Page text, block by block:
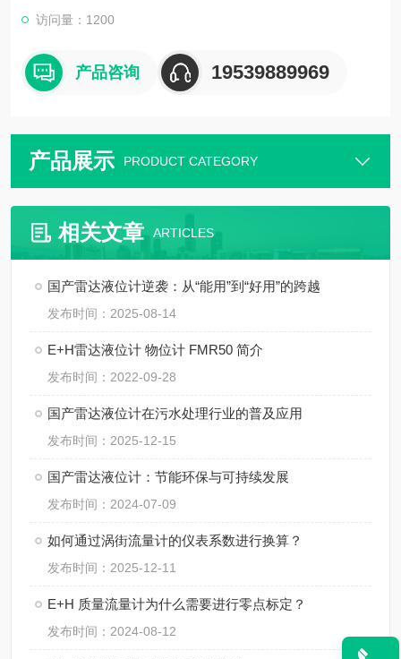
访问量：1200
产品咨询 19539889969
产品展示 PRODUCT CATEGORY
相关文章 ARTICLES
国产雷达液位计逆袭：从“能用”到“好用”的跨越
发布时间：2025-08-14
E+H雷达液位计 物位计 FMR50 简介
发布时间：2022-09-28
国产雷达液位计在污水处理行业的普及应用
发布时间：2025-12-15
国产雷达液位计：节能环保与可持续发展
发布时间：2024-07-09
如何通过涡街流量计的仪表系数进行换算？
发布时间：2025-12-11
E+H 质量流量计为什么需要进行零点标定？
发布时间：2024-08-12